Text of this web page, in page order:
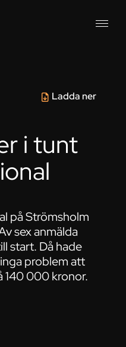
Ladda ner
i tunt
på Strömsholm
sex anmälda
start. Då hade
problem att
140 000 kronor.